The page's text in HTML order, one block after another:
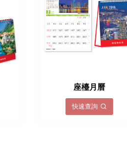
座檯月曆
快速查詢